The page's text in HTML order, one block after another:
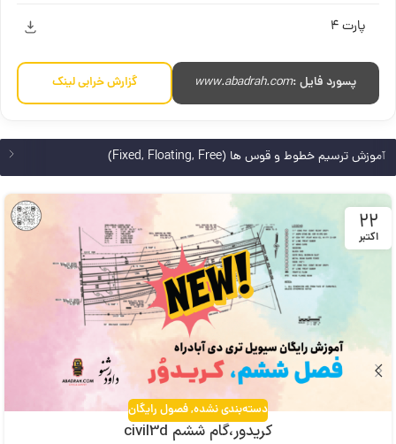
پارت ۴
پسورد فایل :www.abadrah.com گزارش خرابی لینک
آموزش ترسیم خطوط و قوس ها (Fixed, Floating, Free)
22
اکتبر
دسته‌بندی نشده,فصول رایگان
کریدور،گام ششم civil3d